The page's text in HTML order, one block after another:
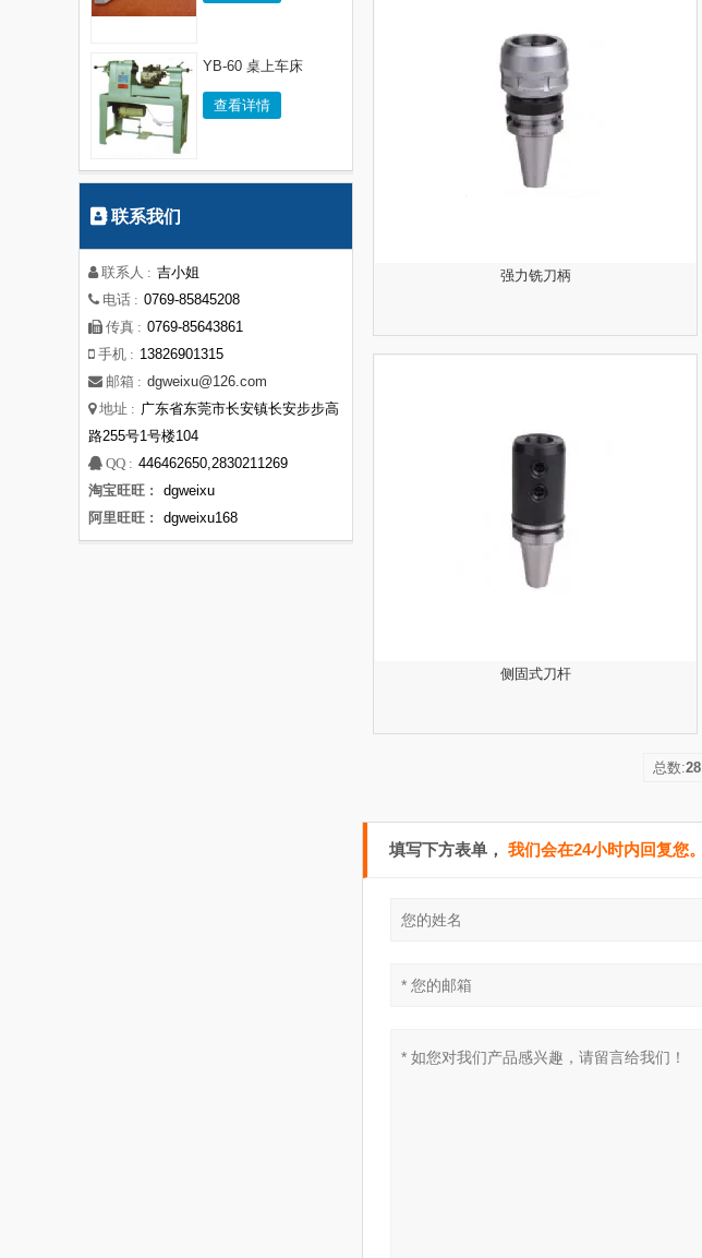
强力铣刀柄
侧固式刀杆
总数:28
填写下方表单， 我们会在24小时内回复您。
YB-60 桌上车床
查看详情
联系我们
联系人 : 吉小姐
电话 : 0769-85845208
传真 : 0769-85643861
手机 : 13826901315
邮箱 : dgweixu@126.com
地址 : 广东省东莞市长安镇长安步步高
路255号1号楼104
QQ : 446462650,2830211269
淘宝旺旺 :
dgweixu
阿里旺旺 :
dgweixu168